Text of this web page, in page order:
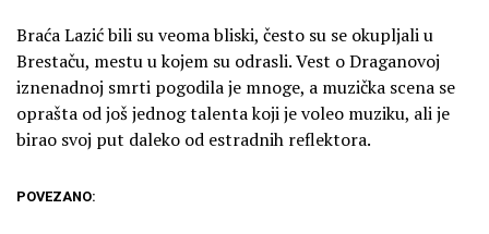
Braća Lazić bili su veoma bliski, često su se okupljali u
Brestaču, mestu u kojem su odrasli. Vest o Draganovoj
iznenadnoj smrti pogodila je mnoge, a muzička scena se
oprašta od još jednog talenta koji je voleo muziku, ali je
birao svoj put daleko od estradnih reflektora.
POVEZANO: